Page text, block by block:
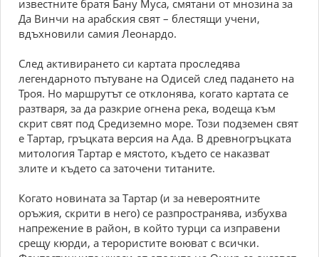
известните братя Бану Муса, смятани от мнозина за
Да Винчи на арабския свят – блестящи учени,
вдъхновили самия Леонардо.
След активирането си картата проследява
легендарното пътуване на Одисей след падането на
Троя. Но маршрутът се отклонява, когато картата се
разтваря, за да разкрие огнена река, водеща към
скрит свят под Средиземно море. Този подземен свят
е Тартар, гръцката версия на Ада. В древногръцката
митология Тартар е мястото, където се наказват
злите и където са заточени титаните.
Когато новината за Тартар (и за невероятните
оръжия, скрити в него) се разпространява, избухва
напрежение в район, в който турци са изправени
срещу кюрди, а терористите воюват с всички.